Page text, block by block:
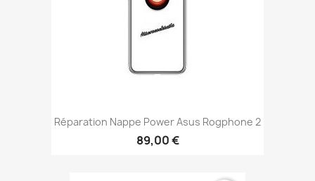
Réparation Nappe Power Asus Rogphone 2
89,00 €